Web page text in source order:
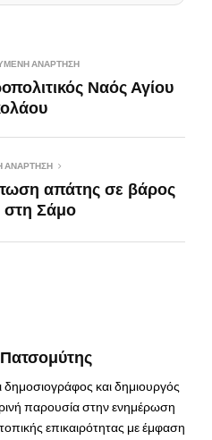
ΑΝΆΡΤΗΣΗ
Ναός Αγίου
ΑΝΆΡΤΗΣΗ
απάτης σε βάρος
στη Σάμο
και δημιουργός
παρουσία στην ενημέρωση
επικαιρότητας με έμφαση